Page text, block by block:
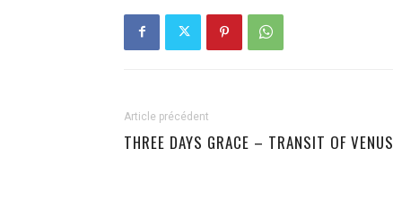
Article précédent
THREE DAYS GRACE – TRANSIT OF VENUS